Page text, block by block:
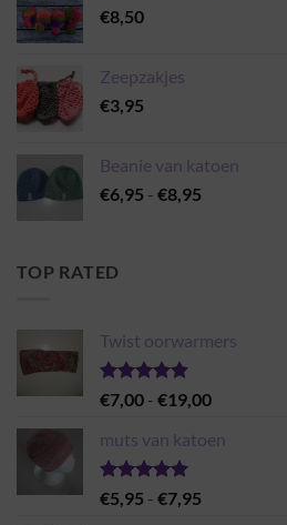
€8,50
Zeepzakjes
€3,95
Beanie van katoen
€6,95 - €8,95
TOP RATED
Twist oorwarmers
Gewaardeerd
5.00
€7,00 - €19,00Prijsklasse:
tot
muts van katoen
Gewaardeerd
5.00
€5,95 - €7,95